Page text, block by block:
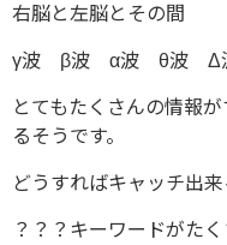
右脳と左脳とその間
γ波 β波 α波 θ波 Δ
とてもたくさんの情報
るそうです。
どうすればキャッチ出
？？？キーワードがた